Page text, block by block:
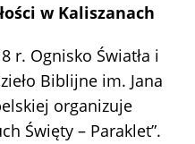
w Kaliszanach
r. Ognisko Światła i
Biblijne im. Jana
organizuje
Święty – Paraklet”.